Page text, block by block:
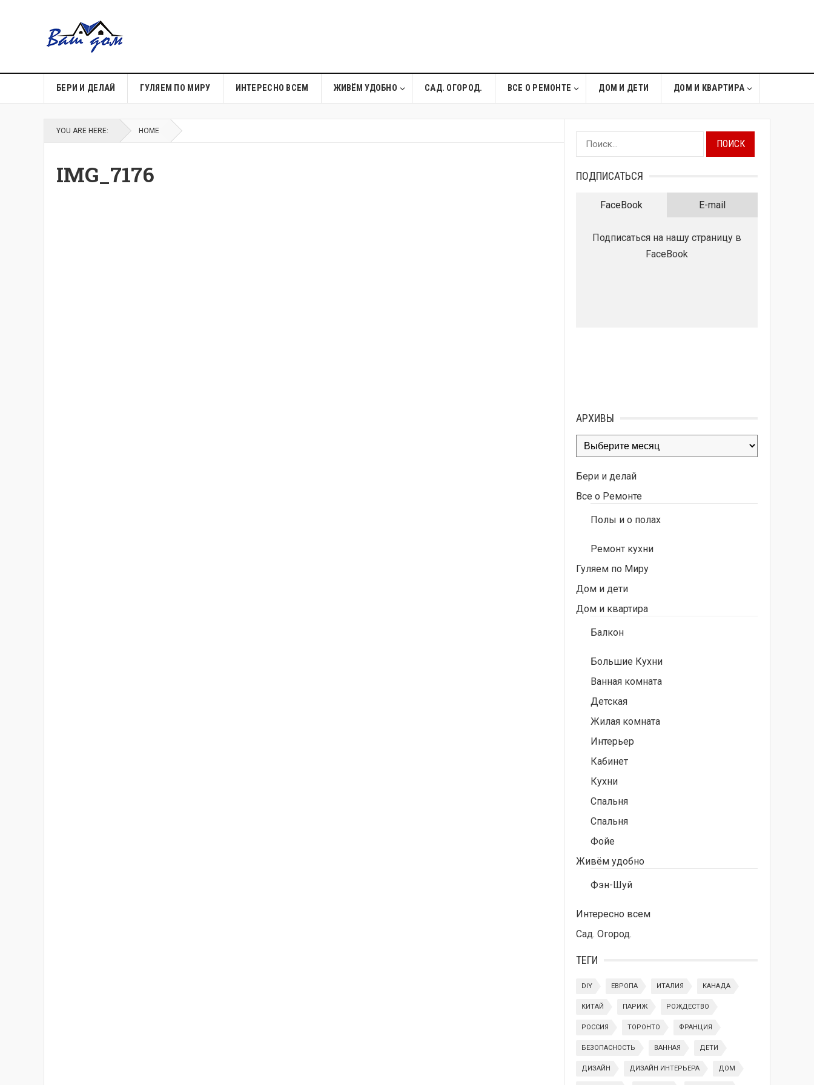
БЕРИ И ДЕЛАЙ ГУЛЯЕМ ПО МИРУ ИНТЕРЕСНО ВСЕМ ЖИВЁМ УДОБНО САД. ОГОРОД. ВСЕ О РЕМОНТЕ ДОМ И ДЕТИ ДОМ И КВАРТИРА
YOU ARE HERE: HOME
IMG_7176
Найти:
ПОДПИСАТЬСЯ
FaceBook E-mail
Подписаться на нашу страницу в
FaceBook
АРХИВЫ
Архивы
Бери и делай
Все о Ремонте
Полы и о полах
Ремонт кухни
Гуляем по Миру
Дом и дети
Дом и квартира
Балкон
Большие Кухни
Ванная комната
Детская
Жилая комната
Интерьер
Кабинет
Кухни
Спальня
Спальня
Фойе
Живём удобно
Фэн-Шуй
Интересно всем
Сад. Огород.
ТЕГИ
DIY ЕВРОПА ИТАЛИЯ КАНАДА
КИТАЙ ПАРИЖ РОЖДЕСТВО
РОССИЯ ТОРОНТО ФРАНЦИЯ
БЕЗОПАСНОСТЬ ВАННАЯ ДЕТИ
ДИЗАЙН ДИЗАЙН ИНТЕРЬЕРА ДОМ